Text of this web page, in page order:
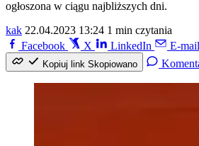
ogłoszona w ciągu najbliższych dni.
kak 22.04.2023 13:24 1 min czytania
Facebook
X LinkedIn E-mail
Kopiuj link Skopiowano